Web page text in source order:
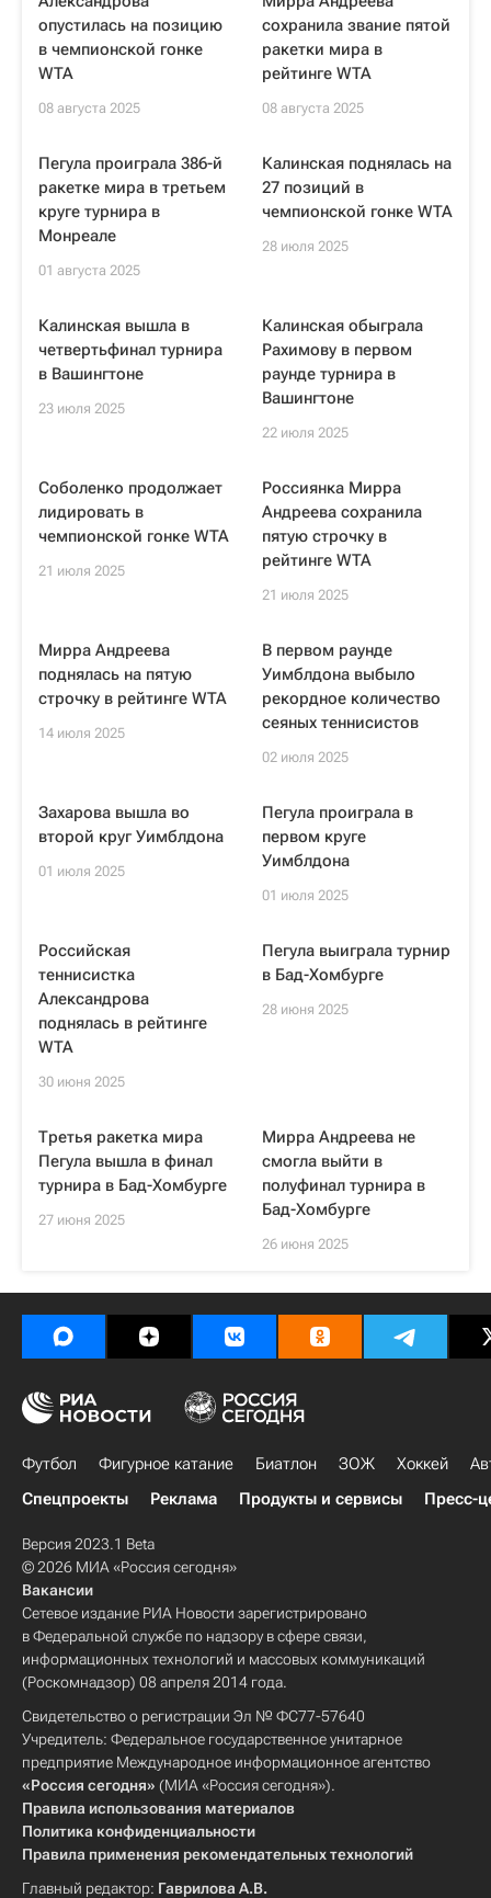
опустилась на позицию
в чемпионской гонке
WTA
08 августа 2025
сохранила звание пятой
ракетки мира в
рейтинге WTA
08 августа 2025
Пегула проиграла 386-й
ракетке мира в третьем
круге турнира в
Монреале
01 августа 2025
Калинская поднялась на
27 позиций в
чемпионской гонке WTA
28 июля 2025
Калинская вышла в
четвертьфинал турнира
в Вашингтоне
23 июля 2025
Калинская обыграла
Рахимову в первом
раунде турнира в
Вашингтоне
22 июля 2025
Соболенко продолжает
лидировать в
чемпионской гонке WTA
21 июля 2025
Россиянка Мирра
Андреева сохранила
пятую строчку в
рейтинге WTA
21 июля 2025
Мирра Андреева
поднялась на пятую
строчку в рейтинге WTA
14 июля 2025
В первом раунде
Уимблдона выбыло
рекордное количество
сеяных теннисистов
02 июля 2025
Захарова вышла во
второй круг Уимблдона
01 июля 2025
Пегула проиграла в
первом круге
Уимблдона
01 июля 2025
Российская
теннисистка
Александрова
поднялась в рейтинге
WTA
30 июня 2025
Пегула выиграла турнир
в Бад-Хомбурге
28 июня 2025
Третья ракетка мира
Пегула вышла в финал
турнира в Бад-Хомбурге
27 июня 2025
Мирра Андреева не
смогла выйти в
полуфинал турнира в
Бад-Хомбурге
26 июня 2025
Футбол Фигурное катание Биатлон ЗОЖ Хоккей
Спецпроекты
Реклама Продукты и сервисы Пресс-
Версия 2023.1 Beta
© 2026 МИА «Россия сегодня»
Вакансии
Сетевое издание РИА Новости зарегистрировано
в Федеральной службе по надзору в сфере связи,
информационных технологий и массовых коммуникаций
(Роскомнадзор) 08 апреля 2014 года.
Свидетельство о регистрации Эл № ФС77-57640
Учредитель: Федеральное государственное унитарное
предприятие Международное информационное агентство
«Россия сегодня» (МИА «Россия сегодня»).
Правила использования материалов
Политика конфиденциальности
Правила применения рекомендательных технологий
Главный редактор: Гаврилова А.В.